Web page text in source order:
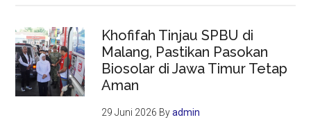
Khofifah Tinjau SPBU di
Malang, Pastikan Pasokan
Biosolar di Jawa Timur Tetap
Aman
29 Juni 2026 Byadmin